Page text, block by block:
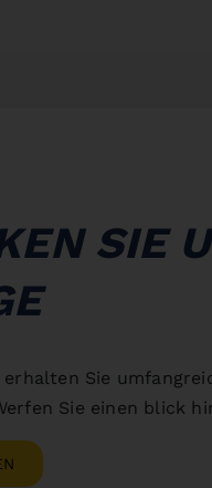
SIE
Sie
Sie einen blick